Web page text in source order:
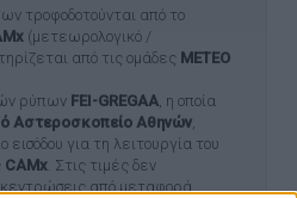
τροφοδοτούνται από το
(μετεωρολογικό /
από τις ομάδες ΜΕΤΕΟ
ρύπων FEI-GREGAA, η οποία
Αστεροσκοπείο Αθηνών,
εισόδου για τη λειτουργία του
CAMx. Στις τιμές δεν
από μεταφορά